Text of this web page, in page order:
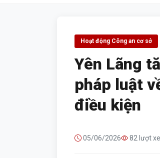
Hoạt động Công an cơ sở
Yên Lãng
pháp luật
điều kiện
05/06/2026 82 lượt